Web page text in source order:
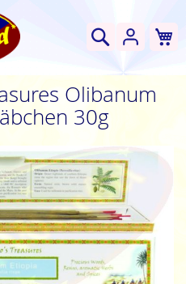
Suche
Olibanum
30g